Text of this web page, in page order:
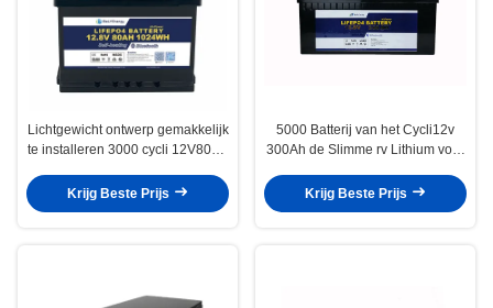
Lichtgewicht ontwerp gemakkelijk
te installeren 3000 cycli 12V80Ah
Krijg Beste Prijs
5000 Batterij van het Cycli12v
300Ah de Slimme rv Lithium voor
Krijg Beste Prijs